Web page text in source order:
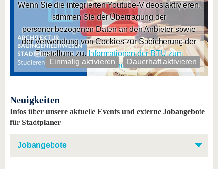
Wenn Sie die integrierten Youtube-Videos aktivieren,
stimmen Sie der Übertragung der
personenbezogenen Daten an den Anbieter sowie
der Verwendung von Cookies zur Speicherung der
Einstellung zu.Informationen der BTU zum
Datenschutz
Einmalig aktivieren Dauerhaft aktivieren
Neuigkeiten
Infos über unsere aktuelle Events und externe Jobangebote
für Stadtplaner
Jobangebote